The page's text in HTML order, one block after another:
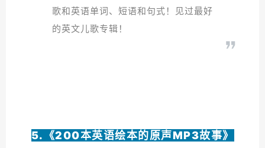
歌和英语单词、短语和句式！见过最好
的英文儿歌专辑！
5.《200本英语绘本的原声MP3故事》